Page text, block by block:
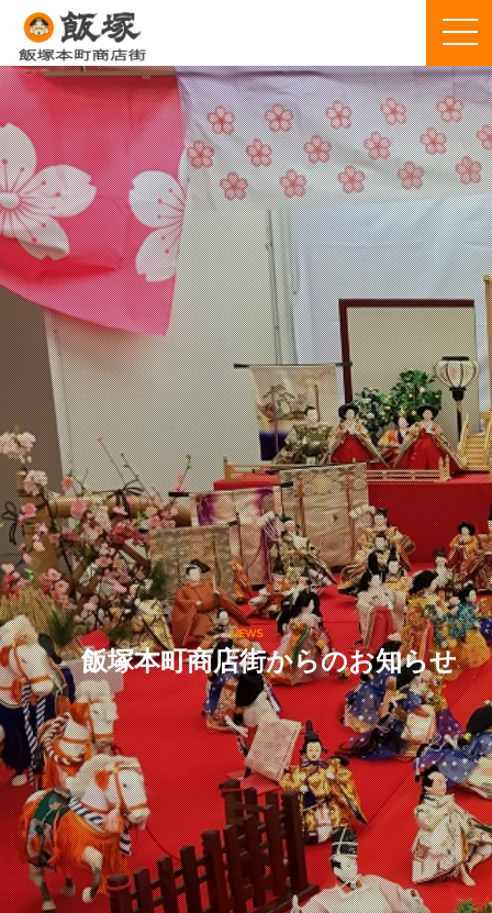
NEWS
飯塚本町商店街からのお知らせ